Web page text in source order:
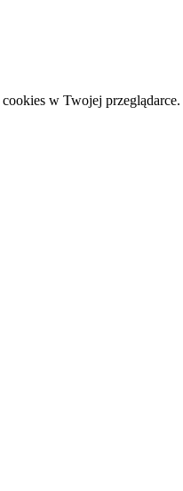
cookies w Twojej przeglądarce.